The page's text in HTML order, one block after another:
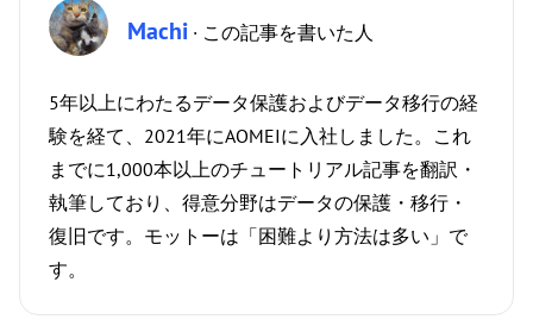
Machi · この記事を書いた人
5年以上にわたるデータ保護およびデータ移行の経
験を経て、2021年にAOMEIに入社しました。これ
までに1,000本以上のチュートリアル記事を翻訳・
執筆しており、得意分野はデータの保護・移行・
復旧です。モットーは「困難より方法は多い」で
す。